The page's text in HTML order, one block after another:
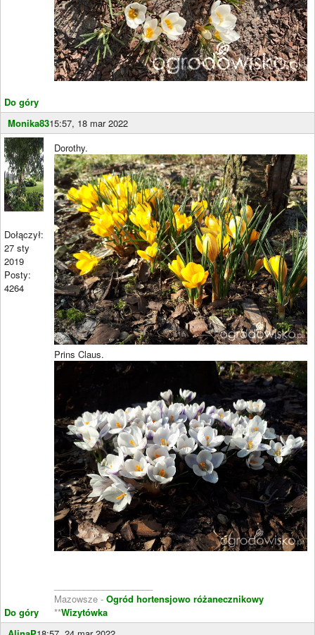
Do góry
Monika8315:57, 18 mar 2022
Dołączył:
27 sty
2019
Posty:
4264
Do góry
Dorothy.
Prins Claus.
Mazowsze - Ogród hortensjowo różanecznikowy
**Wizytówka